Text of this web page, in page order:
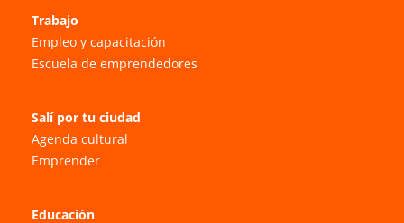
Trabajo
Empleo y capacitación
Escuela de emprendedores
Salí por tu ciudad
Agenda cultural
Emprender
Educación